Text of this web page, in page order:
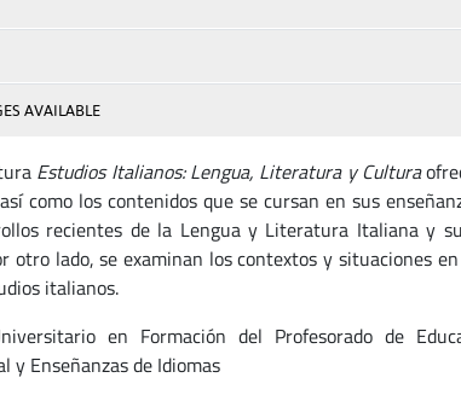
AVAILABLE
Estudios Italianos: Lengua, Literatura y Cultura
como los contenidos que se cursan en sus
recientes de la Lengua y Literatura Italiana y
otro lado, se examinan los contextos y situaciones
italianos.
en Formación del Profesorado de
y Enseñanzas de Idiomas